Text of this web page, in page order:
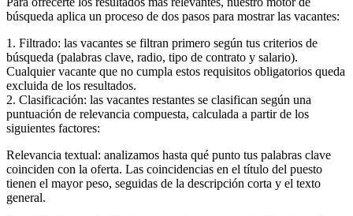
búsqueda aplica un proceso de dos pasos para mostrar las vacantes:
1. Filtrado: las vacantes se filtran primero según tus criterios de
búsqueda (palabras clave, radio, tipo de contrato y salario).
Cualquier vacante que no cumpla estos requisitos obligatorios queda
excluida de los resultados.
2. Clasificación: las vacantes restantes se clasifican según una
puntuación de relevancia compuesta, calculada a partir de los
siguientes factores:
Relevancia textual: analizamos hasta qué punto tus palabras clave
coinciden con la oferta. Las coincidencias en el título del puesto
tienen el mayor peso, seguidas de la descripción corta y el texto
general.